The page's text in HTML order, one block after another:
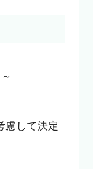
慮して決定